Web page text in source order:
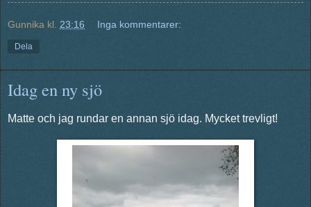
Gunnika kl. 23:16 Inga kommentarer:
Dela
Idag en ny sjö
Matte och jag rundar en annan sjö idag. Mycket trevligt!